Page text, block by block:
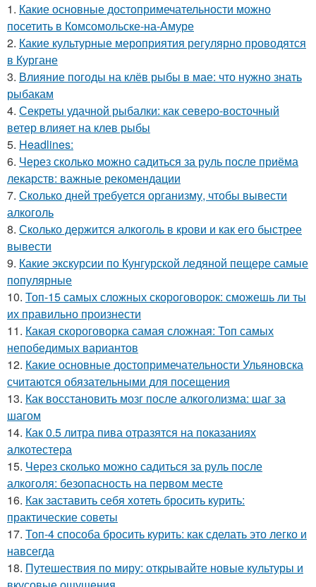
1. Какие основные достопримечательности можно
посетить в Комсомольске-на-Амуре
2. Какие культурные мероприятия регулярно проводятся
в Кургане
3. Влияние погоды на клёв рыбы в мае: что нужно знать
рыбакам
4. Секреты удачной рыбалки: как северо-восточный
ветер влияет на клев рыбы
5. Headlines:
6. Через сколько можно садиться за руль после приёма
лекарств: важные рекомендации
7. Сколько дней требуется организму, чтобы вывести
алкоголь
8. Сколько держится алкоголь в крови и как его быстрее
вывести
9. Какие экскурсии по Кунгурской ледяной пещере самые
популярные
10. Топ-15 самых сложных скороговорок: сможешь ли ты
их правильно произнести
11. Какая скороговорка самая сложная: Топ самых
непобедимых вариантов
12. Какие основные достопримечательности Ульяновска
считаются обязательными для посещения
13. Как восстановить мозг после алкоголизма: шаг за
шагом
14. Как 0.5 литра пива отразятся на показаниях
алкотестера
15. Через сколько можно садиться за руль после
алкоголя: безопасность на первом месте
16. Как заставить себя хотеть бросить курить:
практические советы
17. Топ-4 способа бросить курить: как сделать это легко и
навсегда
18. Путешествия по миру: открывайте новые культуры и